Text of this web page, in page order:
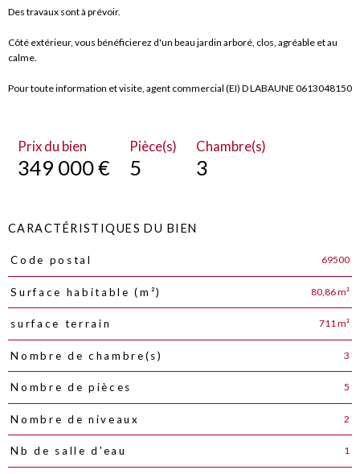
Des travaux sont à prévoir.
Côté extérieur, vous bénéficierez d'un beau jardin arboré, clos, agréable et au
calme.
Pour toute information et visite, agent commercial (EI) D LABAUNE 0613048150
Prix du bien
349 000 €
Pièce(s)
5
Chambre(s)
3
CARACTÉRISTIQUES DU BIEN
Caractéristiques
Code postal 69500
Surface habitable (m²) 80,86 m²
surface terrain 711 m²
Nombre de chambre(s) 3
Nombre de pièces 5
Nombre de niveaux 2
Nb de salle d'eau 1